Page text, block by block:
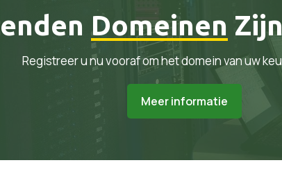
Domeinen
Registreer u nu vooraf om het domein van uw
Meer informatie